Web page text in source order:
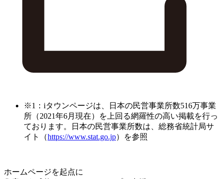
※1：iタウンページは、日本の民営事業所数516万事業
所（2021年6月現在）を上回る網羅性の高い掲載を行っ
ております。日本の民営事業所数は、総務省統計局サ
イト（https://www.stat.go.jp）を参照
ホームページを起点に